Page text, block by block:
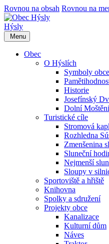
Rovnou na obsah Rovnou na
Hýsly
Menu
Obec
O Hýslích
Symboly obce
Historie
Josefínský
Dolní
Turistické cíle
Stromová
Rozhledna
Zmenšenina
Sluneční
Nejmenší
Sloupy v
Sportoviště a hřiště
Knihovna
Spolky a sdružení
Projekty obce
Kanalizace
Kulturní dům
Náves